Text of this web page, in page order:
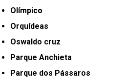
Olímpico
Orquídeas
Oswaldo cruz
Parque Anchieta
Parque dos Pássaros